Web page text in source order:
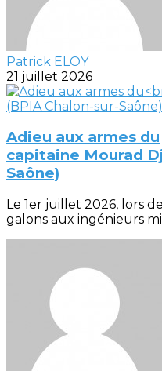
Patrick ELOY
21 juillet 2026
Adieu aux armes du
capitaine Mourad
Saône)
Le 1er juillet 2026, lors
galons aux ingénieurs